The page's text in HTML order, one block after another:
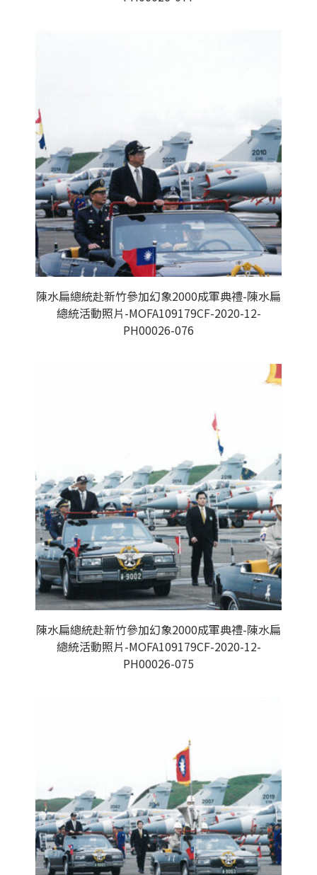
陳水扁總統赴新竹參加幻象2000成軍典禮-陳水扁
總統活動照片-MOFA109179CF-2020-12-
PH00026-076
陳水扁總統赴新竹參加幻象2000成軍典禮-陳水扁
總統活動照片-MOFA109179CF-2020-12-
PH00026-075